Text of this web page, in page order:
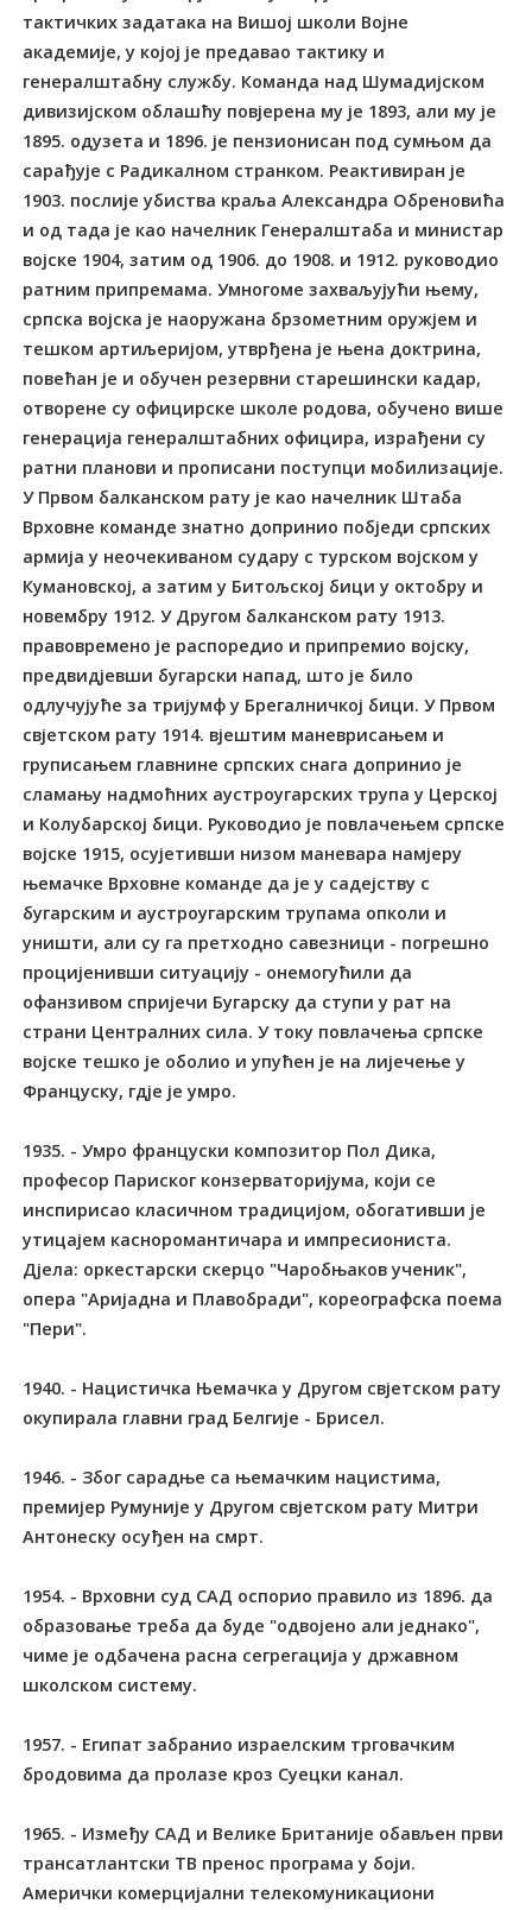
тактичких задатака на Вишој школи Војне
академије, у којој је предавао тактику и
генералштабну службу. Команда над Шумадијском
дивизијском облашћу повјерена му је 1893, али му је
1895. одузета и 1896. је пензионисан под сумњом да
сарађује с Радикалном странком. Реактивиран је
1903. послије убиства краља Александра Обреновића
и од тада је као начелник Генералштаба и министар
војске 1904, затим од 1906. до 1908. и 1912. руководио
ратним припремама. Умногоме захваљујући њему,
српска војска је наоружана брзометним оружјем и
тешком артиљеријом, утврђена је њена доктрина,
повећан је и обучен резервни старешински кадар,
отворене су официрске школе родова, обучено више
генерација генералштабних официра, израђени су
ратни планови и прописани поступци мобилизације.
У Првом балканском рату је као начелник Штаба
Врховне команде знатно допринио побједи српских
армија у неочекиваном судару с турском војском у
Кумановској, а затим у Битољској бици у октобру и
новембру 1912. У Другом балканском рату 1913.
правовремено је распоредио и припремио војску,
предвидјевши бугарски напад, што је било
одлучујуће за тријумф у Брегалничкој бици. У Првом
свјетском рату 1914. вјештим маневрисањем и
груписањем главнине српских снага допринио је
сламању надмоћних аустроугарских трупа у Церској
и Колубарској бици. Руководио је повлачењем српске
војске 1915, осујетивши низом маневара намјеру
њемачке Врховне команде да је у садејству с
бугарским и аустроугарским трупама опколи и
уништи, али су га претходно савезници - погрешно
процијенивши ситуацију - онемогућили да
офанзивом спријечи Бугарску да ступи у рат на
страни Централних сила. У току повлачења српске
војске тешко је оболио и упућен је на лијечење у
Француску, гдје је умро.
1935. - Умро француски композитор Пол Дика,
професор Париског конзерваторијума, који се
инспирисао класичном традицијом, обогативши је
утицајем касноромантичара и импресиониста.
Дјела: оркестарски скерцо "Чаробњаков ученик",
опера "Аријадна и Плавобради", кореографска поема
"Пери".
1940. - Нацистичка Њемачка у Другом свјетском рату
окупирала главни град Белгије - Брисел.
1946. - Због сарадње са њемачким нацистима,
премијер Румуније у Другом свјетском рату Митри
Антонеску осуђен на смрт.
1954. - Врховни суд САД оспорио правило из 1896. да
образовање треба да буде "одвојено али једнако",
чиме је одбачена расна сегрегација у државном
школском систему.
1957. - Египат забранио израелским трговачким
бродовима да пролазе кроз Суецки канал.
1965. - Између САД и Велике Британије обављен први
трансатлантски ТВ пренос програма у боји.
Амерички комерцијални телекомуникациони